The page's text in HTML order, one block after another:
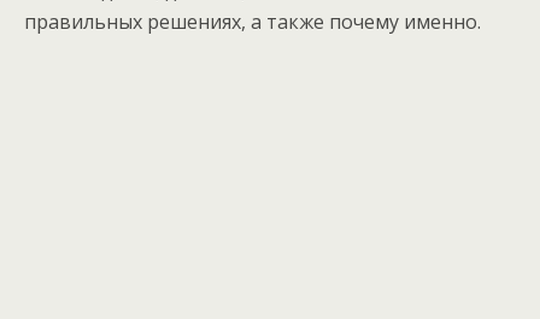
правильных решениях, а также почему именно.